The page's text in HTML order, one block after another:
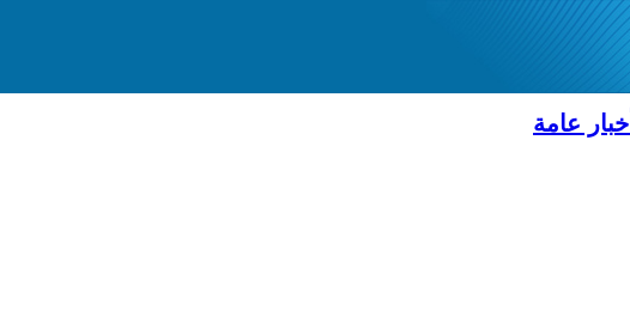
أخبار عامة